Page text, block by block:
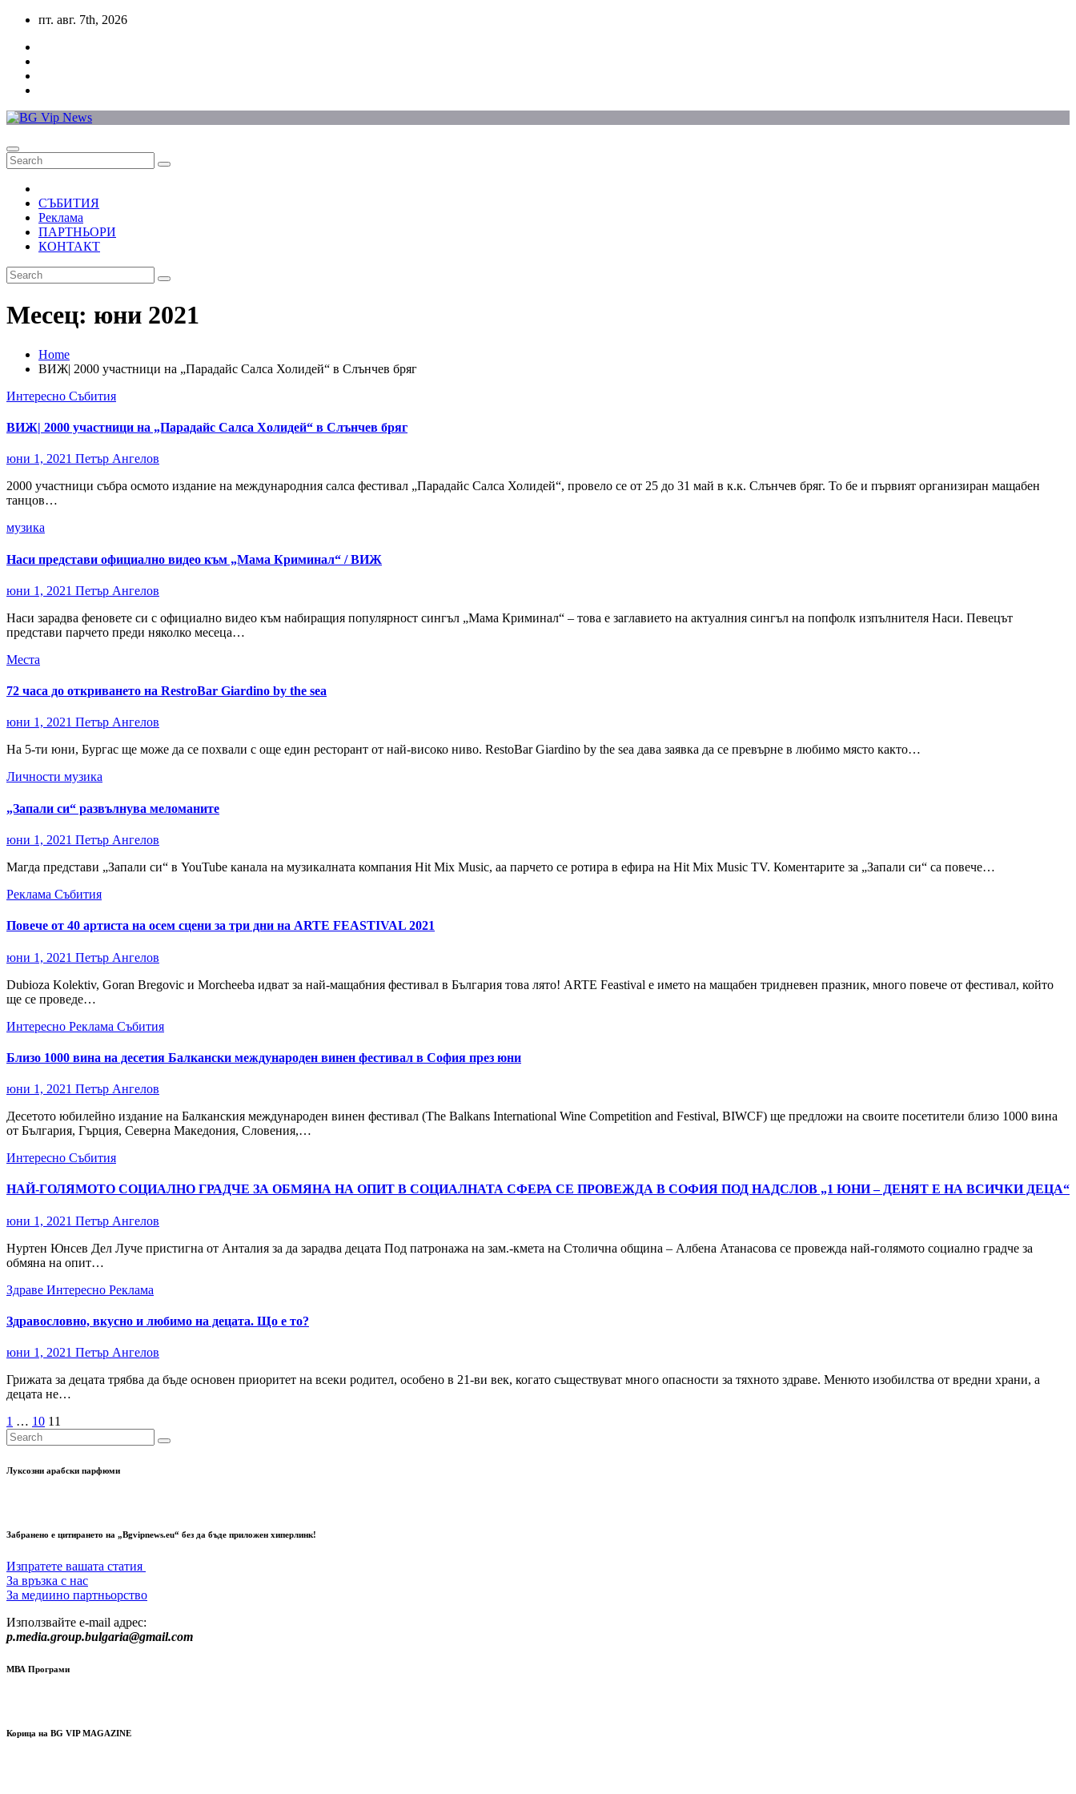
Skip
content
пт. авг. 7th, 2026
СЪБИТИЯ
Реклама
ПАРТНЬОРИ
КОНТАКТ
Месец: юни 2021
Home
ВИЖ| 2000 участници на „Парадайс Салса Холидей“ в Слънчев бряг
Интересно Събития
ВИЖ| 2000 участници на „Парадайс Салса Холидей“ в Слънчев бряг
юни 1, 2021 Петър Ангелов
2000 участници събра осмото издание на международния салса фестивал „Парадайс Салса Холидей“, провело се от 25 до 31 май в к.к. Слънчев бряг. То бе и първият организиран мащабен
танцов…
музика
Наси представи официално видео към „Мама Криминал“ / ВИЖ
юни 1, 2021 Петър Ангелов
Наси зарадва феновете си с официално видео към набиращия популярност сингъл „Мама Криминал“ – това е заглавието на актуалния сингъл на попфолк изпълнителя Наси. Певецът
представи парчето преди няколко месеца…
Места
72 часа до откриването на RestroBar Giardino by the sea
юни 1, 2021 Петър Ангелов
На 5-ти юни, Бургас ще може да се похвали с още един ресторант от най-високо ниво. RestoBar Giardino by the sea дава заявка да се превърне в любимо място както…
Личности музика
„Запали си“ развълнува меломаните
юни 1, 2021 Петър Ангелов
Магда представи „Запали си“ в YouTube канала на музикалната компания Hit Mix Music, aа парчето се ротира в ефира на Hit Mix Music TV. Коментарите за „Запали си“ са повече…
Реклама Събития
Повече от 40 артиста на осем сцени за три дни на ARTE FEASTIVAL 2021
юни 1, 2021 Петър Ангелов
Dubioza Kolektiv, Goran Bregovic и Morcheeba идват за най-мащабния фестивал в България това лято! ARTE Feastival e името на мащабен тридневен празник, много повече от фестивал, който
ще се проведе…
Интересно Реклама Събития
Близо 1000 вина на десетия Балкански международен винен фестивал в София през юни
юни 1, 2021 Петър Ангелов
Десетото юбилейно издание на Балканския международен винен фестивал (The Balkans International Wine Competition and Festival, BIWCF) ще предложи на своите посетители близо 1000 вина
от България, Гърция, Северна Македония, Словения,…
Интересно Събития
НАЙ-ГОЛЯМОТО СОЦИАЛНО ГРАДЧЕ ЗА ОБМЯНА НА ОПИТ В СОЦИАЛНАТА СФЕРА СЕ ПРОВЕЖДА В СОФИЯ ПОД НАДСЛОВ „1 ЮНИ – ДЕНЯТ Е НА ВСИЧКИ ДЕЦА“
юни 1, 2021 Петър Ангелов
Нуртен Юнсев Дел Луче пристигна от Анталия за да зарадва децата Под патронажа на зам.-кмета на Столична община – Албена Атанасова се провежда най-голямото социално градче за
обмяна на опит…
Здраве Интересно Реклама
Здравословно, вкусно и любимо на децата. Що е то?
юни 1, 2021 Петър Ангелов
Грижата за децата трябва да бъде основен приоритет на всеки родител, особено в 21-ви век, когато съществуват много опасности за тяхното здраве. Менюто изобилства от вредни храни, а
децата не…
Разделяне
на
публикациите
1 … 10 11
Луксозни арабски парфюми
Забранено е цитирането на „Bgvipnews.eu“ без да бъде приложен хиперлинк!
Изпратете вашата статия
За връзка с нас
За медиино партньорство
Използвайте e-mail адрес:
p.media.group.bulgaria@gmail.com
МВА Програми
Корица на BG VIP MAGAZINE